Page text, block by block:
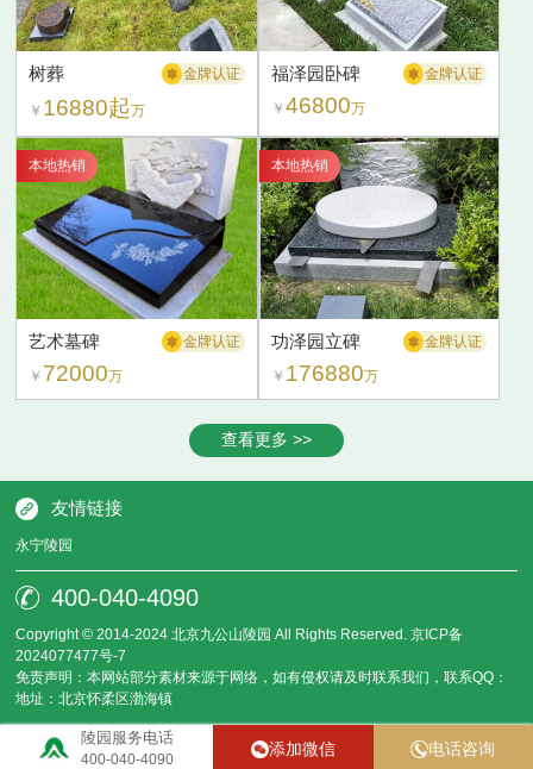
树葬 金牌认证
￥ 16880起万
福泽园卧碑 金牌认证
￥ 46800万
本地热销
艺术墓碑 金牌认证
￥ 72000万
本地热销
功泽园立碑 金牌认证
￥ 176880万
查看更多 >>
友情链接
永宁陵园
400-040-4090
Copyright © 2014-2024 北京九公山陵园 All Rights Reserved.京ICP备
2024077477号-7
免责声明：本网站部分素材来源于网络，如有侵权请及时联系我们，联系QQ：
地址：北京怀柔区渤海镇
陵园服务电话
400-040-4090
添加微信 电话咨询